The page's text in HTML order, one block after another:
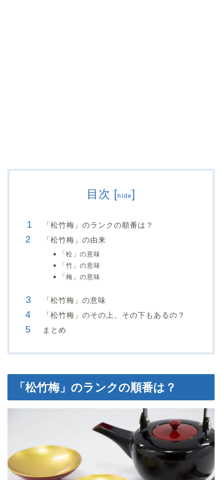
目次 [hide]
「松竹梅」のランクの順番は？
「松竹梅」の由来
「松」の意味
「竹」の意味
「梅」の意味
「松竹梅」の意味
「松竹梅」のその上、その下もあるの？
まとめ
「松竹梅」のランクの順番は？